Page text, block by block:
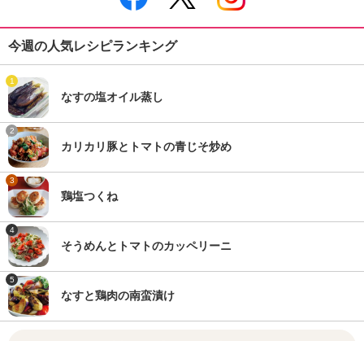
今週の人気レシピランキング
1
なすの塩オイル蒸し
2
カリカリ豚とトマトの青じそ炒め
3
鶏塩つくね
4
そうめんとトマトのカッペリーニ
5
なすと鶏肉の南蛮漬け